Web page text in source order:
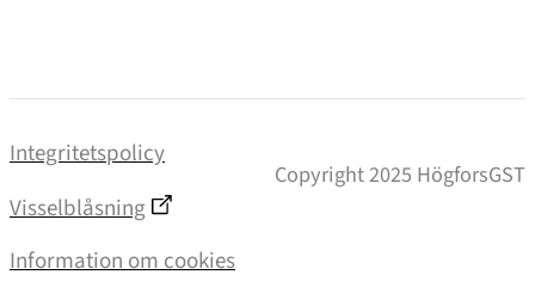
Integritetspolicy
Visselblåsning
Information om cookies
Copyright 2025 HögforsGST